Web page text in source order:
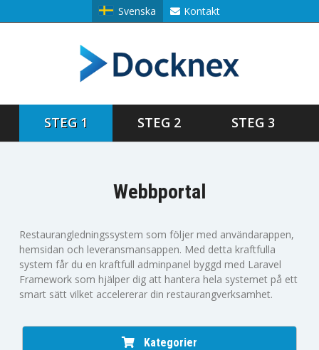
Svenska Kontakt
STEG 1 STEG 2 STEG 3
Webbportal
Restaurangledningssystem som följer med användarappen,
hemsidan och leveransmansappen. Med detta kraftfulla
system får du en kraftfull adminpanel byggd med Laravel
Framework som hjälper dig att hantera hela systemet på ett
smart sätt vilket accelererar din restaurangverksamhet.
Kategorier